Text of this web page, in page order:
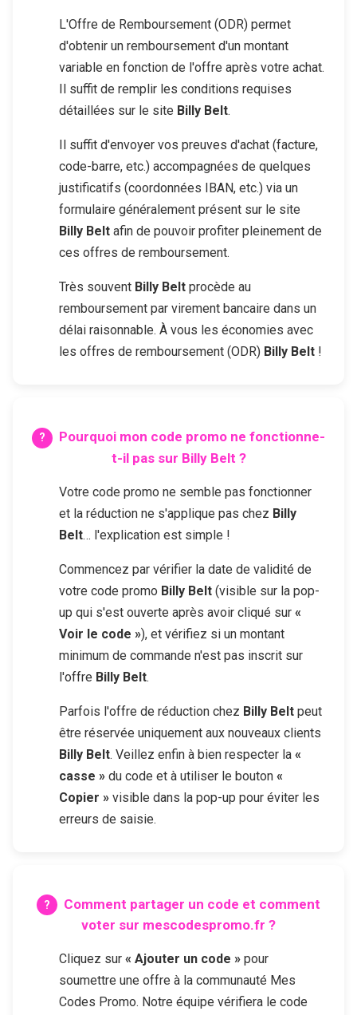
L'Offre de Remboursement (ODR) permet
d'obtenir un remboursement d'un montant
variable en fonction de l'offre après votre achat.
Il suffit de remplir les conditions requises
détaillées sur le site Billy Belt.
Il suffit d'envoyer vos preuves d'achat (facture,
code-barre, etc.) accompagnées de quelques
justificatifs (coordonnées IBAN, etc.) via un
formulaire généralement présent sur le site
Billy Belt afin de pouvoir profiter pleinement de
ces offres de remboursement.
Très souvent Billy Belt procède au
remboursement par virement bancaire dans un
délai raisonnable. À vous les économies avec
les offres de remboursement (ODR) Billy Belt !
Pourquoi mon code promo ne fonctionne-
t-il pas sur Billy Belt ?
Votre code promo ne semble pas fonctionner
et la réduction ne s'applique pas chez Billy
Belt… l'explication est simple !
Commencez par vérifier la date de validité de
votre code promo Billy Belt (visible sur la pop-
up qui s'est ouverte après avoir cliqué sur «
Voir le code »), et vérifiez si un montant
minimum de commande n'est pas inscrit sur
l'offre Billy Belt.
Parfois l'offre de réduction chez Billy Belt peut
être réservée uniquement aux nouveaux clients
Billy Belt. Veillez enfin à bien respecter la «
casse » du code et à utiliser le bouton «
Copier » visible dans la pop-up pour éviter les
erreurs de saisie.
Comment partager un code et comment
voter sur mescodespromo.fr ?
Cliquez sur « Ajouter un code » pour
soumettre une offre à la communauté Mes
Codes Promo. Notre équipe vérifiera le code